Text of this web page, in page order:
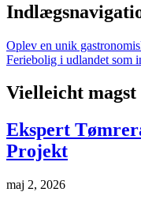
Oplev en unik
Feriebolig i udlandet som
Vielleicht magst
Ekspert
Projekt
maj 2, 2026